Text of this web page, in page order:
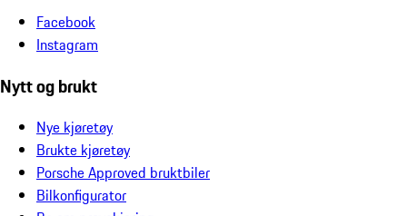
Facebook
Instagram
Nytt og brukt
Nye kjøretøy
Brukte kjøretøy
Porsche Approved bruktbiler
Bilkonfigurator